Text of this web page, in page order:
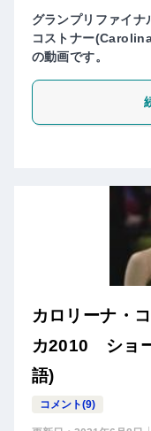
グランプリファイナ
コストナー
の動画です。
カロリーナ・
カ2010 ショ
語)
コメント(9)